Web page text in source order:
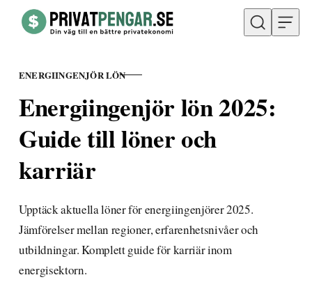
Hoppa till innehåll
KATEGORI
ENERGIINGENJÖR LÖN
Energiingenjör lön 2025:
Guide till löner och
karriär
Upptäck aktuella löner för energiingenjörer 2025.
Jämförelser mellan regioner, erfarenhetsnivåer och
utbildningar. Komplett guide för karriär inom
energisektorn.